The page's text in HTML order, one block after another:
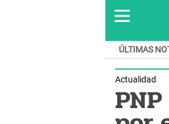
ÚLTIMAS
Actualidad